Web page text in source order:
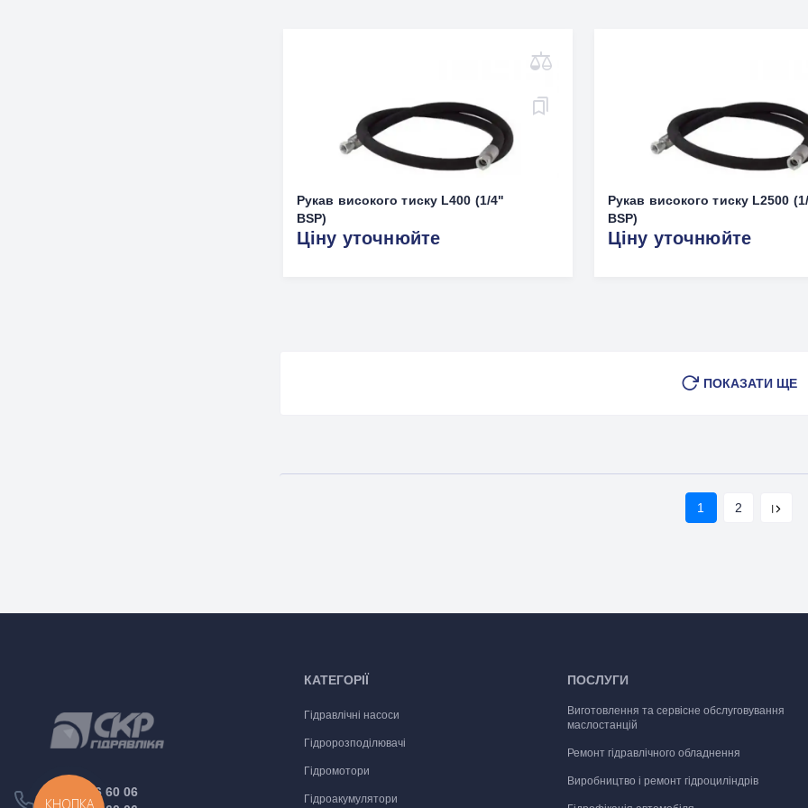
Рукав високого тиску L400 (1/4"
BSP)
Ціну уточнюйте
Рукав високого тиску L2500
BSP)
Ціну уточнюйте
ПОКАЗАТИ ЩЕ
1 2
(097) 046 60 06
КАТЕГОРІЇ
Гідравлічні насоси
Гідророзподілювачі
Гідромотори
Гідроакумулятори
ПОСЛУГИ
Виготовлення та сервісне обслуговування
маслостанцій
Ремонт гідравлічного обладнення
Виробництво і ремонт гідроциліндрів
КНОПКА